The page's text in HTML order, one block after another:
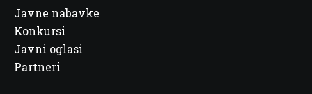
Javne nabavke
Konkursi
Javni oglasi
Partneri